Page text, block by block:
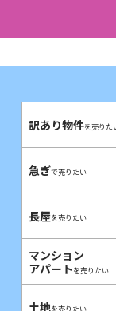
訳あり物件を売りた
急ぎで売りたい
長屋を売りたい
マンション
アパートを売りたい
土地